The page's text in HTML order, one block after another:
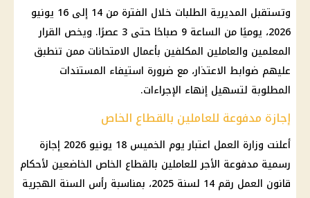
وتستقبل المديرية الطلبات خلال الفترة من 14 إلى 16 يونيو
2026، يوميًا من الساعة 9 صباحًا حتى 3 عصرًا. ويخص القرار
المعلمين والعاملين المكلفين بأعمال الامتحانات ممن تنطبق
عليهم ضوابط الاعتذار، مع ضرورة استيفاء المستندات
المطلوبة لتسهيل إنهاء الإجراءات.
إجازة مدفوعة للعاملين بالقطاع الخاص
أعلنت وزارة العمل اعتبار يوم الخميس 18 يونيو 2026 إجازة
رسمية مدفوعة الأجر للعاملين بالقطاع الخاص الخاضعين لأحكام
قانون العمل رقم 14 لسنة 2025، بمناسبة رأس السنة الهجرية